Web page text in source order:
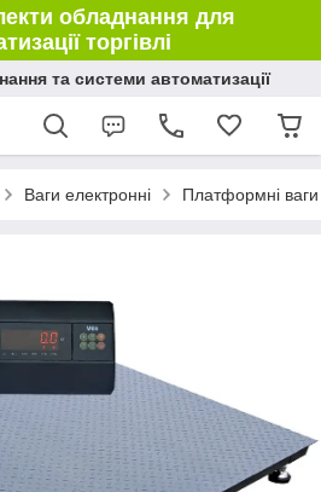
обладнання для
торгівлі
та системи автоматизації
Ваги електронні Платформні ваги